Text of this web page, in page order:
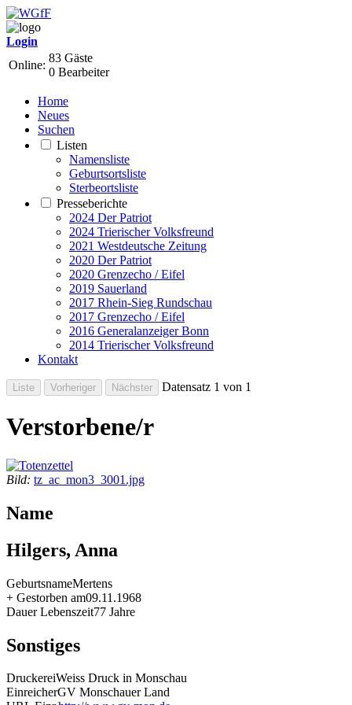
Login
Online:
83 Gäste
0 Bearbeiter
Home
Neues
Suchen
Listen
Namensliste
Geburtsortsliste
Sterbeortsliste
Presseberichte
2024 Der Patriot
2024 Trierischer Volksfreund
2021 Westdeutsche Zeitung
2020 Der Patriot
2020 Grenzecho / Eifel
2019 Sauerland
2017 Rhein-Sieg Rundschau
2017 Grenzecho / Eifel
2016 Generalanzeiger Bonn
2014 Trierischer Volksfreund
Kontakt
Datensatz 1 von 1
Verstorbene/r
Bild: tz_ac_mon3_3001.jpg
Name
Hilgers, Anna
GeburtsnameMertens
+ Gestorben am09.11.1968
Dauer Lebenszeit77 Jahre
Sonstiges
DruckereiWeiss Druck in Monschau
EinreicherGV Monschauer Land